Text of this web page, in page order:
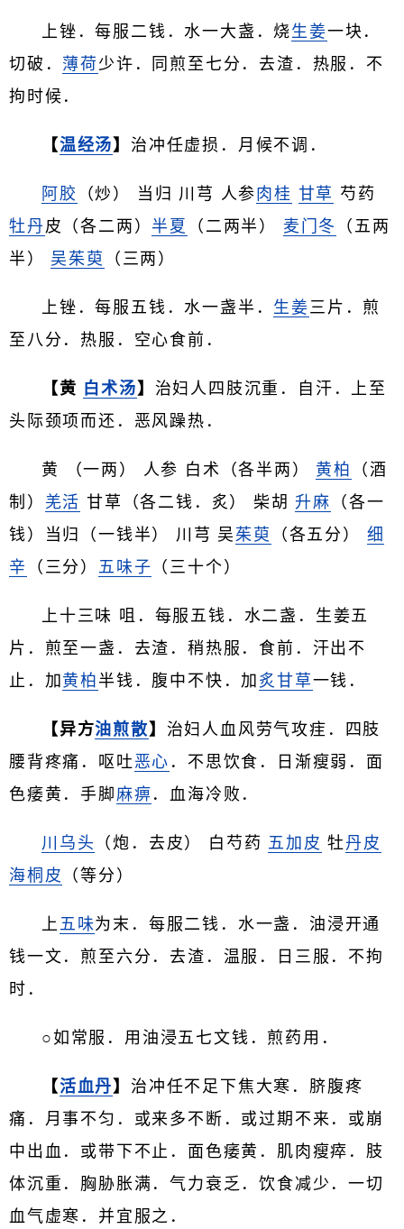
上锉．每服二钱．水一大盏．烧生姜一块．
切破． 薄荷少许．同煎至七分．去渣．热服．不
拘时候．
【温经汤 】 治冲任虚损．月候不调．
阿胶 （炒） 当归 川芎 人参 肉桂 甘草 芍药
牡丹 皮（各二两） 半夏 （二两半） 麦门冬
（五两
半） 吴茱萸 （三两）
上锉．每服五钱．水一盏半． 生姜三片．煎
至八分．热服．空心食前．
【黄 白术汤 】 治妇人四肢沉重．自汗．上至
头际颈项而还．恶风躁热．
黄 （一两） 人参 白术（各半两） 黄柏
（酒
制） 羌活 甘草（各二钱．炙） 柴胡升麻
（各一
钱）当归（一钱半） 川芎 吴 茱萸 （各五分） 细
辛
（三分） 五味子 （三十个）
上十三味 咀．每服五钱．水二盏．生姜五
片．煎至一盏．去渣．稍热服．食前．汗出不
止．加 黄柏 半钱．腹中不快．加 炙甘草一钱．
【异方油煎散 】 治妇人血风劳气攻疰．四肢
腰背疼痛．呕吐恶心 ．不思饮食．日渐瘦弱．面
色痿黄．手脚麻痹 ．血海冷败．
川乌头 （炮．去皮） 白芍药 五加皮 牡丹皮
海桐皮
（等分）
上 五味为末．每服二钱．水一盏．油浸开通
钱一文．煎至六分．去渣．温服．日三服．不拘
时．
○如常服．用油浸五七文钱．煎药用．
【活血丹 】 治冲任不足下焦大寒．脐腹疼
痛．月事不匀．或来多不断．或过期不来．或崩
中出血．或带下不止．面色痿黄．肌肉瘦瘁．肢
体沉重．胸胁胀满．气力衰乏．饮食减少．一切
血气虚寒．并宜服之．